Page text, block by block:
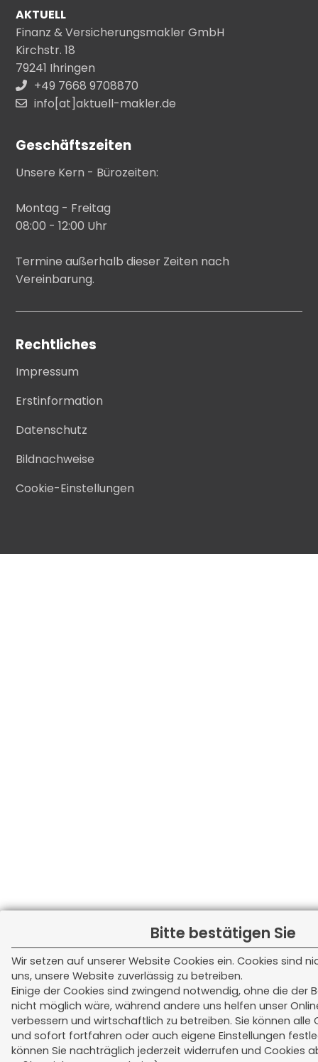
Bitte bestätigen Sie
Wir setzen auf unserer Website Cookies ein. Cookies sind
uns, unsere Website zuverlässig zu betreiben.
Einige der Cookies sind zwingend notwendig, ohne die der
nicht möglich wäre, während andere uns helfen unser
verbessern und wirtschaftlich zu betreiben. Sie können alle
und sofort fortfahren oder auch eigene Einstellungen
können Sie nachträglich jederzeit widerrufen und Cookies
AKTUELL
Finanz & Versicherungsmakler GmbH
Kirchstr. 18
79241 Ihringen
+49 7668 9708870
info[at]aktuell-makler.de
Geschäftszeiten
Unsere Kern - Bürozeiten:
Montag - Freitag
08:00 - 12:00 Uhr
Termine außerhalb dieser Zeiten nach
Vereinbarung.
Rechtliches
Impressum
Erstinformation
Datenschutz
Bildnachweise
Cookie-Einstellungen